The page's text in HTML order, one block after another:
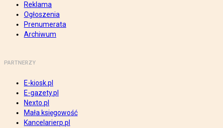
Reklama
Ogłoszenia
Prenumerata
Archiwum
PARTNERZY
E-kiosk.pl
E-gazety.pl
Nexto.pl
Mała księgowość
Kancelarierp.pl